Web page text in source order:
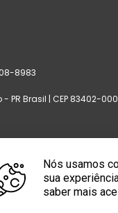
8983
PR Brasil | CEP 83402-000
Nós usamos
sua
saber mais